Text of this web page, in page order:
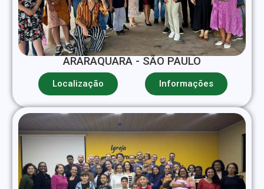
ARARAQUARA - SÃO PAULO
Localização Informações